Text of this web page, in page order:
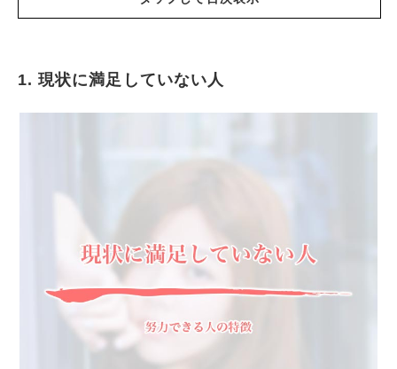
現状に満足していない人
多くの人から認められたい人
不正やズルが嫌いな人
人生の目的意識がはっきりしている人
「努力が報われた. 褒められた」という成功体験
努力のやり方や方向性が分かっている人
1. 現状に満足していない人